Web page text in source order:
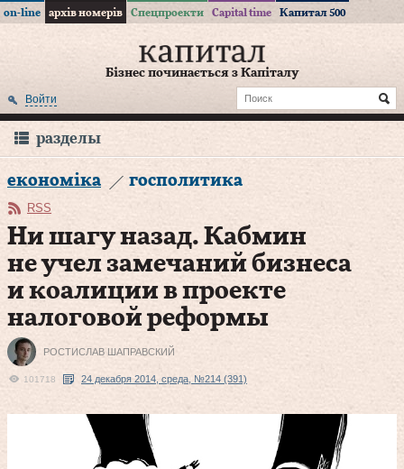
on-line архів номерів Спецпроекти Capital time Капитал 500
Бізнес починається з Капіталу
Войти
разделы
економіка госполитика
RSS
Ни шагу назад. Кабмин
не учел замечаний бизнеса
и коалиции в проекте
налоговой реформы
РОСТИСЛАВ ШАПРАВСКИЙ
101718 24 декабря 2014, среда, №214 (391)